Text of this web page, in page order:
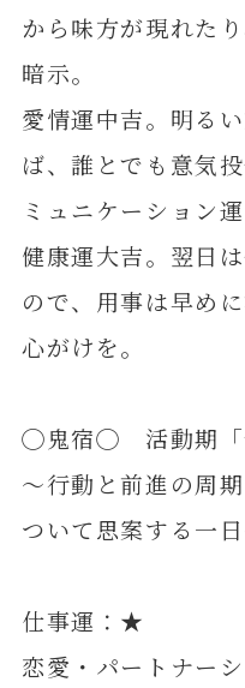
から味方が現れた
暗示。
愛情運中吉。明る
ば、誰とでも意気
ミュニケーション運
健康運大吉。翌日
ので、用事は早め
心がけを。
◯鬼宿◯ 活動期「
～行動と前進の周
ついて思案する一
仕事運：★
恋愛・パートナー